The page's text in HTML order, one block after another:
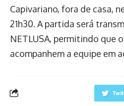
Capivariano, fora de casa,
21h30. A partida será
NETLUSA, permitindo que
acompanhem a equipe em